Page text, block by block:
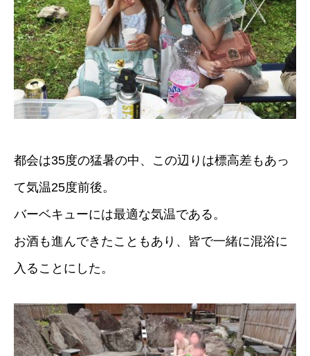
都会は35度の猛暑の中、この辺りは標高差もあっ
て気温25度前後。
バーベキューには最適な気温である。
お酒も進んできたこともあり、皆で一緒に混浴に
入ることにした。